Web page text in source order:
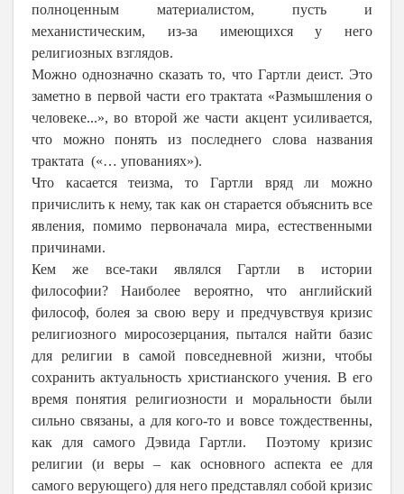
полноценным материалистом, пусть и
механистическим, из-за имеющихся у него
религиозных взглядов.
Можно однозначно сказать то, что Гартли деист. Это
заметно в первой части его трактата «Размышления о
человеке...», во второй же части акцент усиливается,
что можно понять из последнего слова названия
трактата («… упованиях»).
Что касается теизма, то Гартли вряд ли можно
причислить к нему, так как он старается объяснить все
явления, помимо первоначала мира, естественными
причинами.
Кем же все-таки являлся Гартли в истории
философии? Наиболее вероятно, что английский
философ, болея за свою веру и предчувствуя кризис
религиозного миросозерцания, пытался найти базис
для религии в самой повседневной жизни, чтобы
сохранить актуальность христианского учения. В его
время понятия религиозности и моральности были
сильно связаны, а для кого-то и вовсе тождественны,
как для самого Дэвида Гартли. Поэтому кризис
религии (и веры – как основного аспекта ее для
самого верующего) для него представлял собой кризис